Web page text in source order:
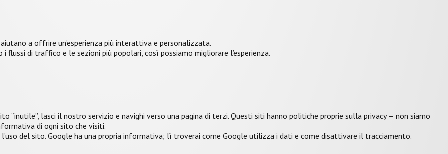
a offrire un’esperienza più interattiva e personalizzata.
flussi di traffico e le sezioni più popolari, così possiamo migliorare l’esperienza.
“inutile”, lasci il nostro servizio e navighi verso una pagina di terzi. Questi siti hanno politiche proprie sulla privacy — non siamo
di ogni sito che visiti.
del sito. Google ha una propria informativa; lì troverai come Google utilizza i dati e come disattivare il tracciamento.